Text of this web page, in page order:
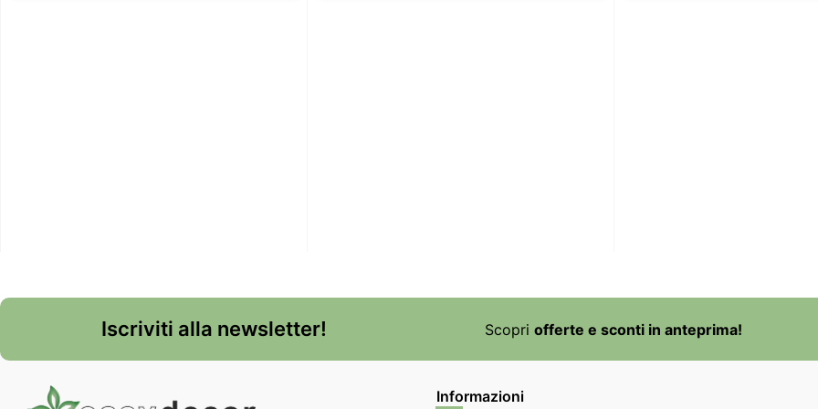
Iscriviti alla newsletter! Scopri offerte e sconti in anteprima!
Informazioni